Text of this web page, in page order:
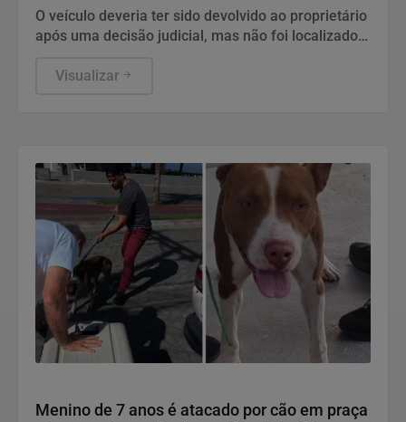
desapareceu em pátio
O veículo deveria ter sido devolvido ao proprietário
após uma decisão judicial, mas não foi localizado
decisão.
Visualizar
Menino de 7 anos é atacado por cão em praça